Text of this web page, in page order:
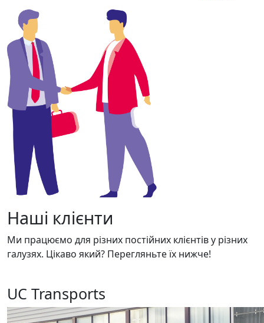
Наші клієнти
Ми працюємо для різних постійних клієнтів у різних
галузях. Цікаво який? Перегляньте їх нижче!
UC Transports